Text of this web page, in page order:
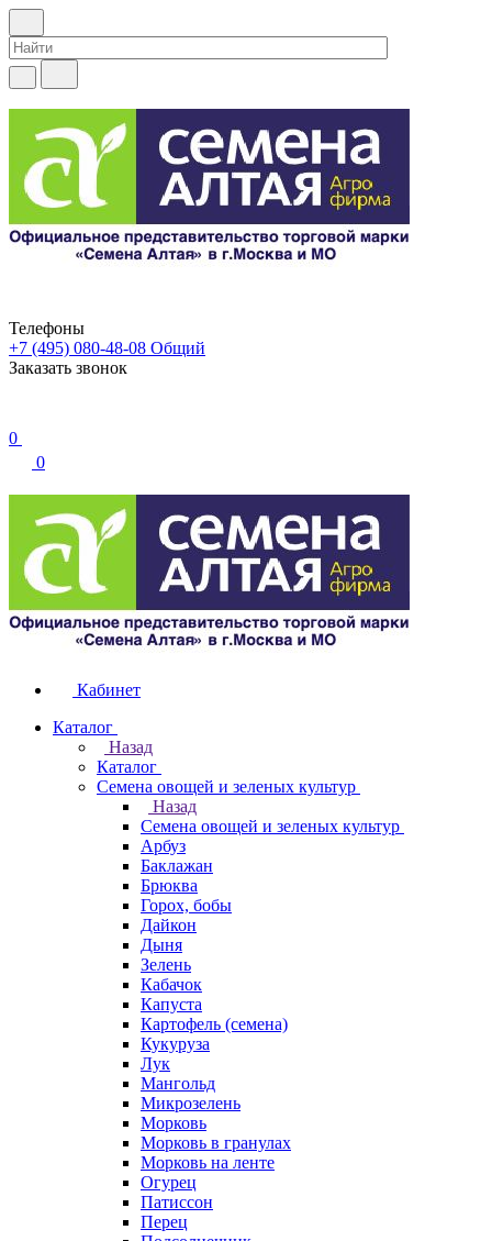
Телефоны
+7 (495) 080-48-08 Общий
Заказать звонок
0
0
Кабинет
Каталог
Назад
Каталог
Семена овощей и зеленых культур
Назад
Семена овощей и зеленых культур
Арбуз
Баклажан
Брюква
Горох, бобы
Дайкон
Дыня
Зелень
Кабачок
Капуста
Картофель (семена)
Кукуруза
Лук
Мангольд
Микрозелень
Морковь
Морковь в гранулах
Морковь на ленте
Огурец
Патиссон
Перец